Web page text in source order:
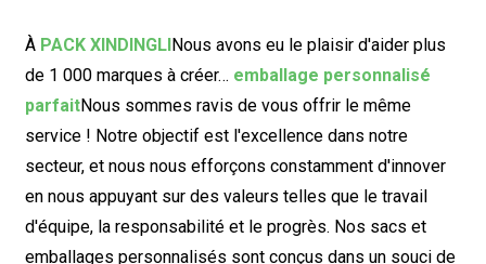
À PACK XINDINGLINous avons eu le plaisir d'aider plus
de 1 000 marques à créer… emballage personnalisé
parfaitNous sommes ravis de vous offrir le même
service ! Notre objectif est l'excellence dans notre
secteur, et nous nous efforçons constamment d'innover
en nous appuyant sur des valeurs telles que le travail
d'équipe, la responsabilité et le progrès. Nos sacs et
emballages personnalisés sont conçus dans un souci de